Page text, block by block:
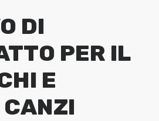
DI
PER IL
E